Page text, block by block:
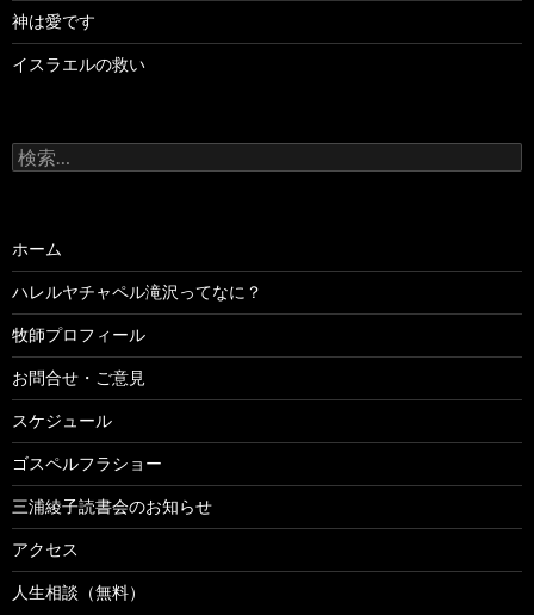
神は愛です
イスラエルの救い
検
索:
ホーム
ハレルヤチャペル滝沢ってなに？
牧師プロフィール
お問合せ・ご意見
スケジュール
ゴスペルフラショー
三浦綾子読書会のお知らせ
アクセス
人生相談（無料）